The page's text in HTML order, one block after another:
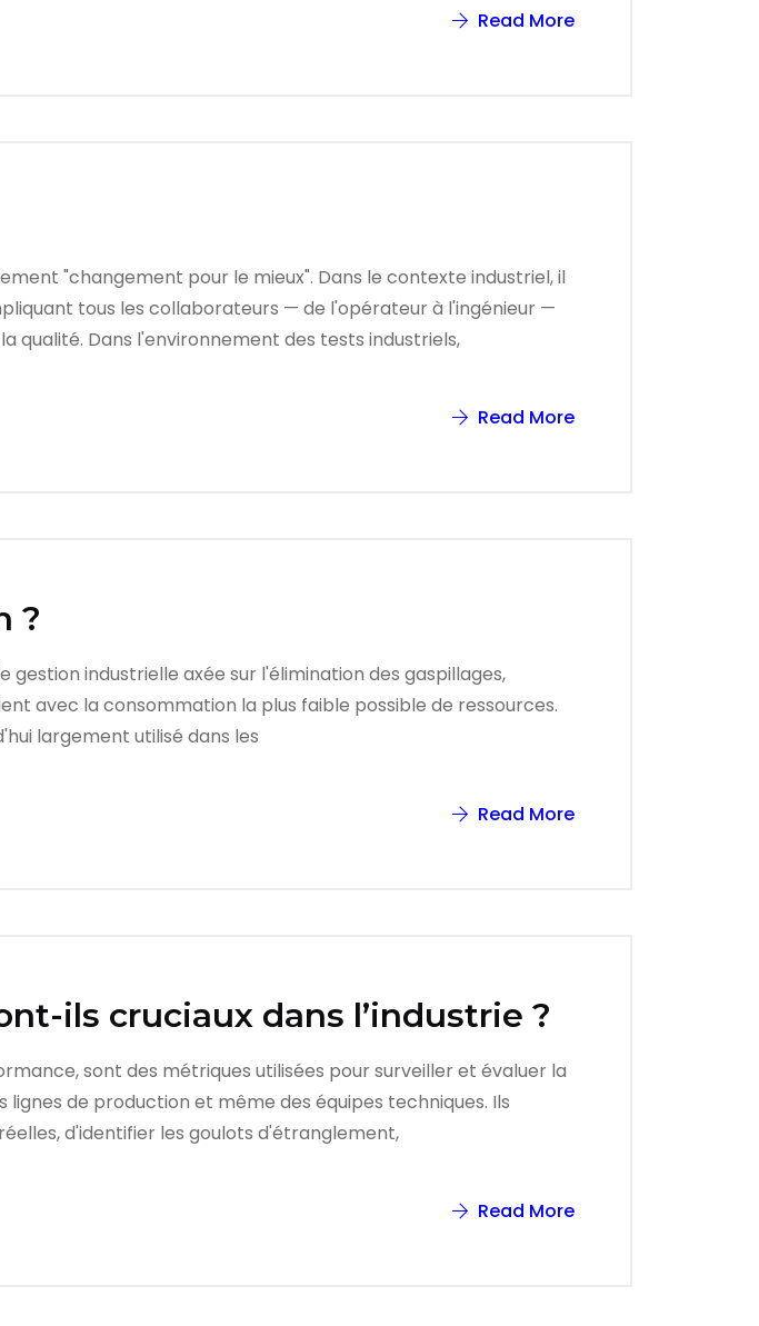
Read More
"changement pour le mieux". Dans le contexte industriel, il
tous les collaborateurs — de l'opérateur à l'ingénieur —
qualité. Dans l'environnement des tests industriels,
Read More
?
gestion industrielle axée sur l'élimination des gaspillages,
avec la consommation la plus faible possible de ressources.
largement utilisé dans les
Read More
ils cruciaux dans l’industrie ?
sont des métriques utilisées pour surveiller et évaluer la
de production et même des équipes techniques. Ils
d'identifier les goulots d'étranglement,
Read More